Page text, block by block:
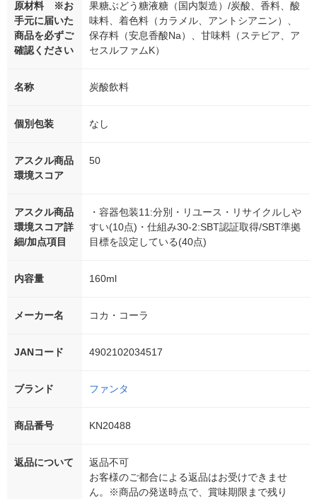
原材料 ※お
手元に届いた
商品を必ずご
確認ください
果糖ぶどう糖液糖（国内製造）/炭酸、香料、酸
味料、着色料（カラメル、アントシアニン）、
保存料（安息香酸Na）、甘味料（ステビア、ア
セスルファムK）
名称 炭酸飲料
個別包装 なし
アスクル商品
環境スコア
50
アスクル商品
環境スコア詳
細/加点項目
・容器包装11:分別・リユース・リサイクルしや
すい(10点)・仕組み30-2:SBT認証取得/SBT準拠
目標を設定している(40点)
内容量 160ml
メーカー名 コカ・コーラ
JANコード 4902102034517
ブランド ファンタ
商品番号 KN20488
返品について
返品不可
お客様のご都合による返品はお受けできませ
ん。※商品の発送時点で、賞味期限まで残り